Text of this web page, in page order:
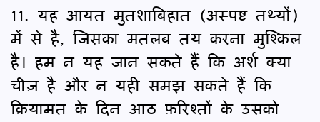
11. यह आयत मुतशाबिहात (अस्पष्ट तथ्यों)
में से है, जिसका मतलब तय करना मुश्किल
है। हम न यह जान सकते हैं कि अर्श क्या
चीज़ है और न यही समझ सकते हैं कि
क़ियामत के दिन आठ फ़रिश्तों के उसको